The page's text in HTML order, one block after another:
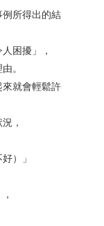
所得出的結
困擾」，
。
來就會輕鬆許
，
）」